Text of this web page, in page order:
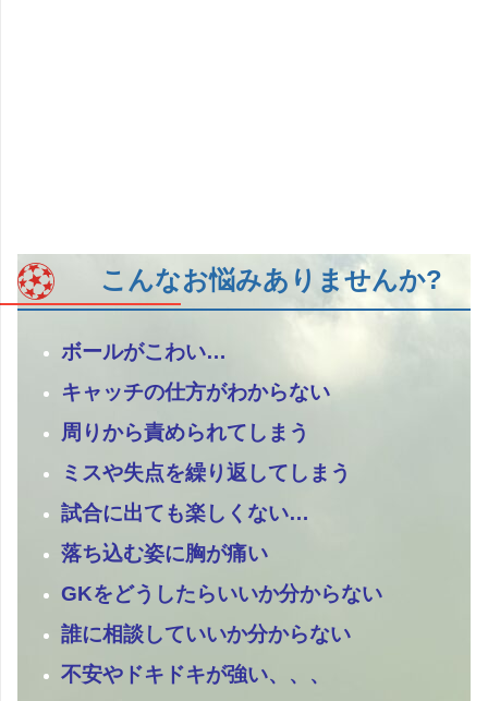
こんなお悩みありませんか?
ボールがこわい…
キャッチの仕方がわからない
周りから責められてしまう
ミスや失点を繰り返してしまう
試合に出ても楽しくない…
落ち込む姿に胸が痛い
GKをどうしたらいいか分からない
誰に相談していいか分からない
不安やドキドキが強い、、、